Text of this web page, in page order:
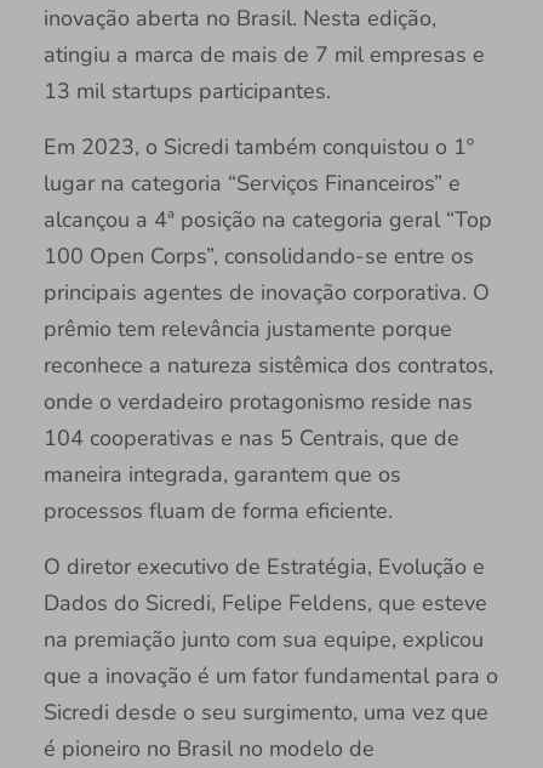
inovação aberta no Brasil. Nesta edição,
atingiu a marca de mais de 7 mil empresas e
13 mil startups participantes.
Em 2023, o Sicredi também conquistou o 1º
lugar na categoria “Serviços Financeiros” e
alcançou a 4ª posição na categoria geral “Top
100 Open Corps”, consolidando-se entre os
principais agentes de inovação corporativa. O
prêmio tem relevância justamente porque
reconhece a natureza sistêmica dos contratos,
onde o verdadeiro protagonismo reside nas
104 cooperativas e nas 5 Centrais, que de
maneira integrada, garantem que os
processos fluam de forma eficiente.
O diretor executivo de Estratégia, Evolução e
Dados do Sicredi, Felipe Feldens, que esteve
na premiação junto com sua equipe, explicou
que a inovação é um fator fundamental para o
Sicredi desde o seu surgimento, uma vez que
é pioneiro no Brasil no modelo de